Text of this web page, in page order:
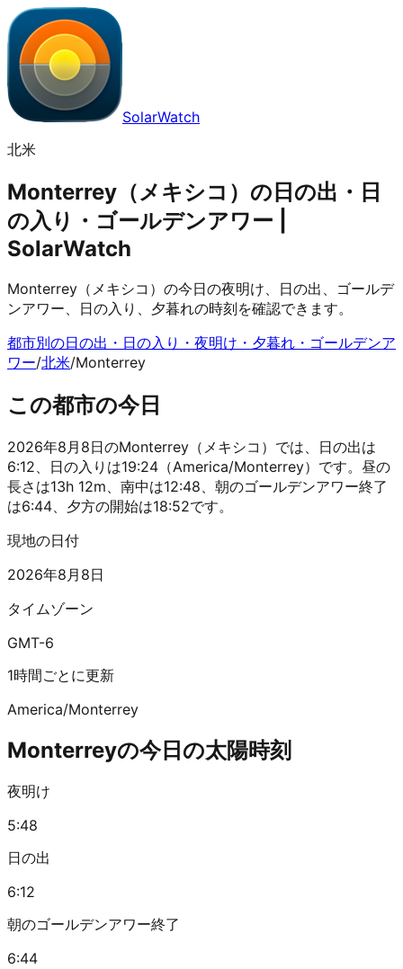
SolarWatch
北米
Monterrey（メキシコ）の日の出・日
の入り・ゴールデンアワー |
SolarWatch
Monterrey（メキシコ）の今日の夜明け、日の出、ゴールデ
ンアワー、日の入り、夕暮れの時刻を確認できます。
都市別の日の出・日の入り・夜明け・夕暮れ・ゴールデンア
ワー/北米/Monterrey
この都市の今日
2026年8月8日のMonterrey（メキシコ）では、日の出は
6:12、日の入りは19:24（America/Monterrey）です。昼の
長さは13h 12m、南中は12:48、朝のゴールデンアワー終了
は6:44、夕方の開始は18:52です。
現地の日付
2026年8月8日
タイムゾーン
GMT-6
1時間ごとに更新
America/Monterrey
Monterreyの今日の太陽時刻
夜明け
5:48
日の出
6:12
朝のゴールデンアワー終了
6:44